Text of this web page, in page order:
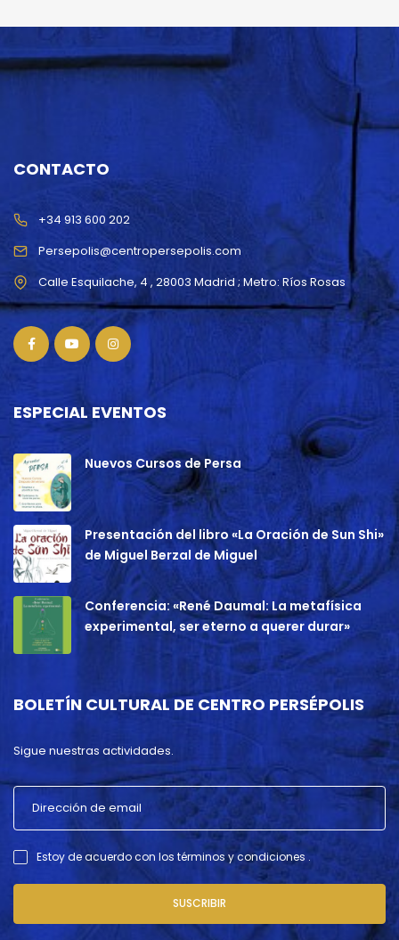
CONTACTO
Persepolis@centropersepolis.com
+34 913 600 202
ESPECIAL EVENTOS
Nuevos Cursos de Persa
Presentación del libro «La Oración de Sun Shi»
de Miguel Berzal de Miguel
Conferencia: «René Daumal: La metafísica
experimental, ser eterno a querer durar»
BOLETÍN CULTURAL DE CENTRO PERSÉPOLIS
Sigue nuestras actividades.
Estoy de acuerdo con los términos y condiciones .
SUSCRIBIR